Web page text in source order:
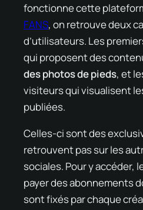
fonctionne cette
FANS, on retrouve deux
d’utilisateurs. Les
qui proposent des
des photos de pieds, et
visiteurs qui visualisent
publiées.
Celles-ci sont des
retrouvent pas sur les
sociales. Pour y accéder,
payer des abonnements
sont fixés par chaque